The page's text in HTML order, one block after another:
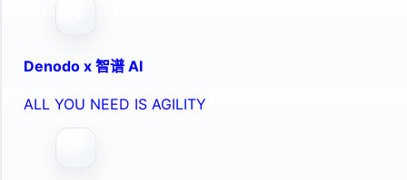
Denodo x 智谱 AI
ALL YOU NEED IS AGILITY